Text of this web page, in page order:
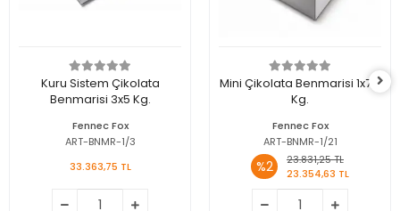
Kuru Sistem Çikolata
Benmarisi 3x5 Kg.
Fennec Fox
ART-BNMR-1/3
33.363,75 TL
Mini Çikolata Benmarisi 1x7,5
Kg.
Fennec Fox
ART-BNMR-1/21
%2
23.831,25 TL
23.354,63 TL